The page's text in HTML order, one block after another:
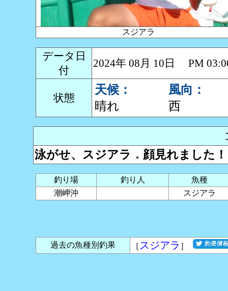
スジアラ
データ日
付
2024年 08月 10日 PM
状態
天候：
晴れ
風向：
西
泳がせ、スジアラ．顔見れました！
釣り場 釣り人
魚種
潮岬沖
スジアラ
過去の魚種別釣果 ［ スジアラ ］